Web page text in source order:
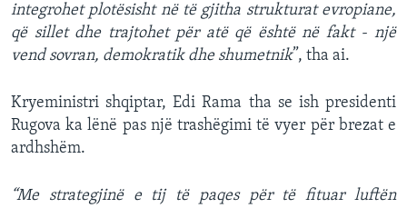
integrohet plotësisht në të gjitha strukturat evropiane,
që sillet dhe trajtohet për atë që është në fakt - një
vend sovran, demokratik dhe shumetnik”, tha ai.
Kryeministri shqiptar, Edi Rama tha se ish presidenti
Rugova ka lënë pas një trashëgimi të vyer për brezat e
ardhshëm.
“Me strategjinë e tij të paqes për të fituar luftën